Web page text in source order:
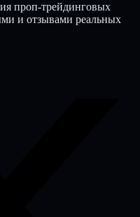
проп-трейдинговых
и отзывами реальных